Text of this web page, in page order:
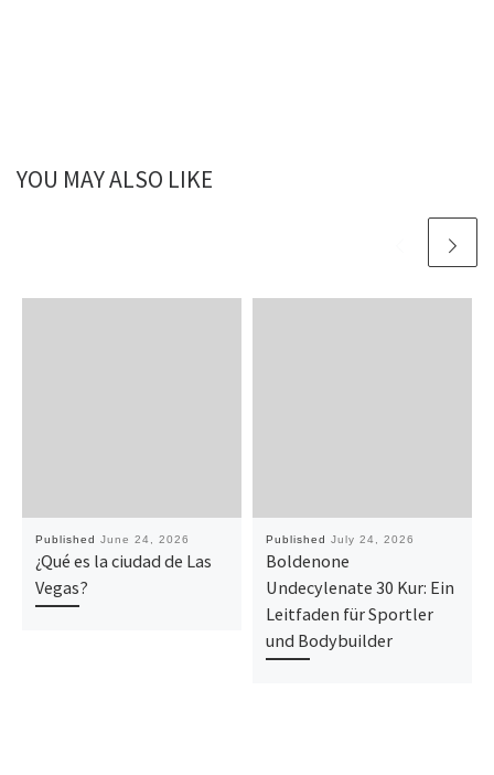
YOU MAY ALSO LIKE
Published June 24, 2026
¿Qué es la ciudad de Las
Vegas?
Published July 24, 2026
Boldenone
Undecylenate 30 Kur: Ein
Leitfaden für Sportler
und Bodybuilder